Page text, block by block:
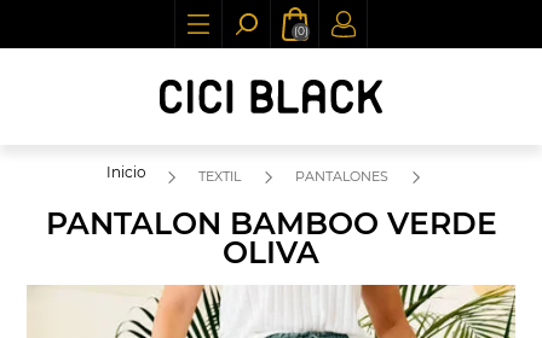
(0)
Inicio TEXTIL PANTALONES
PANTALON BAMBOO VERDE
OLIVA